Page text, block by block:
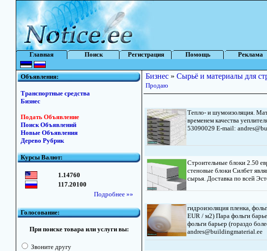
Главная Поиск Регистрация Помощь Реклама
Объявления:
Транспортные средства
Бизнес
Подать Объявление
Поиск Объявлений
Новые Объявления
Дерево Рубрик
Курсы Валют:
1.14760
117.20100
Подробнее »»
Голосование:
При поиске товара или услуги вы:
Звоните другу
Бизнес » Сырьё и материалы для
Продаю
Тепло- и шумоизоляция.
временем качества
53090029 E-mail:
Строительные блоки
стеновые блоки Силбет
сырья. Доставка по всей
гидроизоляция пленка,
EUR / м2) Пара фольги
фольги барьер (гораздо
andres@buildingmaterial.ee